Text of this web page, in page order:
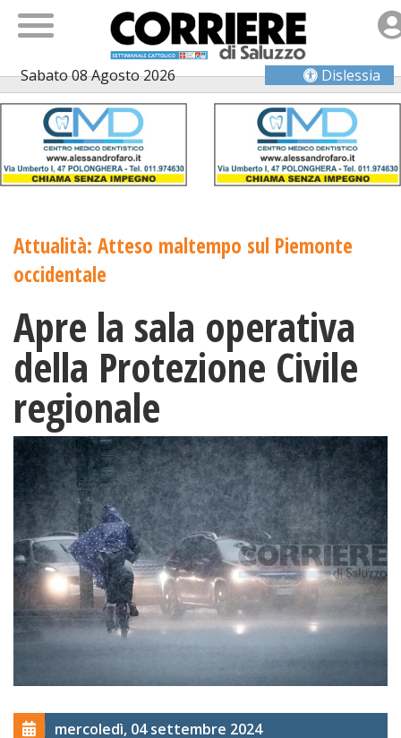
Sabato 08 Agosto 2026 Dislessia
Attualità: Atteso maltempo sul Piemonte
occidentale
Apre la sala operativa
della Protezione Civile
regionale
mercoledì, 04 settembre 2024